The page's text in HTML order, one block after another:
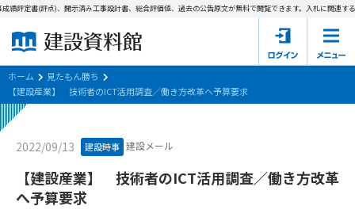
建設資料館とは
東京都の入札資料
国土交通省の入札資料
見たもん勝ち
評定書(評点)、開示済み工事設計書、総合評価値、過去の公告原文が無料で閲覧できます。入札に関連する
ホーム
見たもん勝ち
【建設産業】 技術者のICT活用調査／働き方改革へ予算要求
2022/09/13 建設時事 建設メール
【建設産業】 技術者のICT活用調査／働き方改革
へ予算要求
第1条（規約の目的）